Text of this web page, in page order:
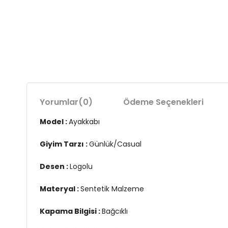
Yorumlar(0) Ödeme Seçenekleri
Model :Ayakkabı
Giyim Tarzı :Günlük/Casual
Desen :Logolu
Materyal :Sentetik Malzeme
Kapama Bilgisi :Bağcıklı